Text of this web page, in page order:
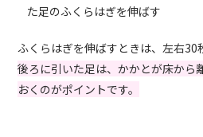
た足のふくらはぎを伸ばす
ふくらはぎを伸ばすときは、左右30
後ろに引いた足は、かかとが床から
おくのがポイントです。